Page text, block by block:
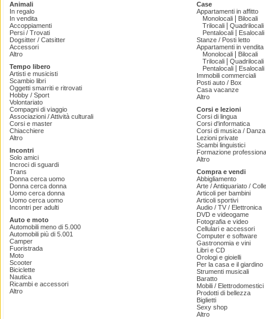
Animali
In regalo
In vendita
Accoppiamenti
Persi / Trovati
Dogsitter / Catsitter
Accessori
Altro
Tempo libero
Artisti e musicisti
Scambio libri
Oggetti smarriti e ritrovati
Hobby / Sport
Volontariato
Compagni di viaggio
Associazioni / Attività culturali
Corsi e master
Chiacchiere
Altro
Incontri
Solo amici
Incroci di sguardi
Trans
Donna cerca uomo
Donna cerca donna
Uomo cerca donna
Uomo cerca uomo
Incontri per adulti
Auto e moto
Automobili meno di 5.000
Automobili più di 5.001
Camper
Fuoristrada
Moto
Scooter
Biciclette
Nautica
Ricambi e accessori
Altro
Case
Appartamenti in affitto
Monolocali
Bilocali
Trilocali
Quadrilocali
Pentalocali
Esalocali
Stanze / Posti letto
Appartamenti in vendita
Monolocali
Bilocali
Trilocali
Quadrilocali
Pentalocali
Esalocali
Immobili commerciali
Posti auto / Box
Casa vacanze
Altro
Corsi e lezioni
Corsi di lingua
Corsi d'informatica
Corsi di musica /
Lezioni private
Scambi linguistici
Formazione
Altro
Compra e vendi
Abbigliamento
Arte / Antiquariato /
Articoli per bambini
Articoli sportivi
Audio / TV / Elettronica
DVD e videogame
Fotografia e video
Cellulari e accessori
Computer e software
Gastronomia e vini
Libri e CD
Orologi e gioielli
Per la casa e il giardino
Strumenti musicali
Baratto
Mobili / Elettrodomestici
Prodotti di bellezza
Biglietti
Sexy shop
Altro